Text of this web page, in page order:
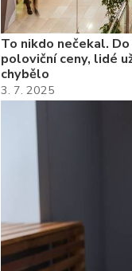
To nikdo nečekal.
poloviční ceny, lidé
chybělo
3. 7. 2025